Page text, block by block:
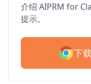
介绍 AIPRM for
提示。
下